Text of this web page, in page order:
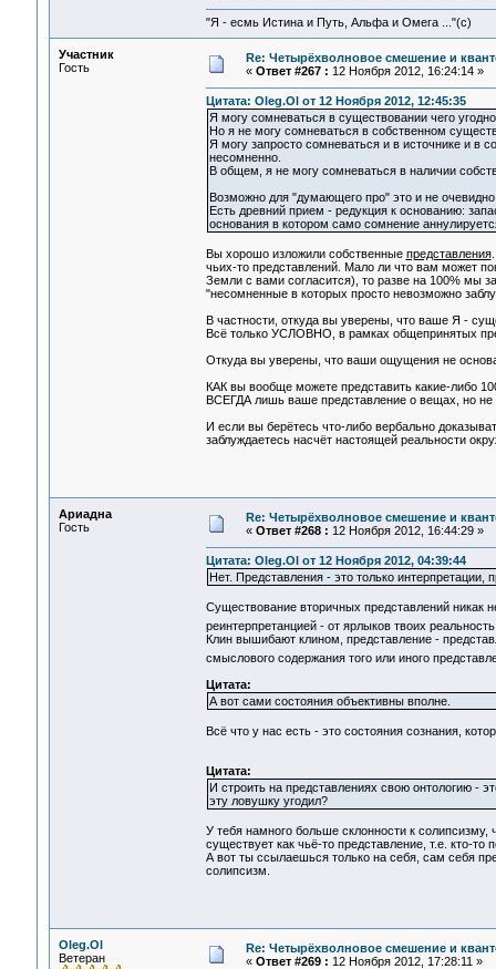
"Я - есмь Истина и Путь, Альфа и Омега ..."(с)
Участник
Гость
Re: Четырёхволновое смешение и
« Ответ #267 : 12 Ноября 2012, 16:24:14 »
Цитата: Oleg.Ol от 12 Ноября 2012, 12:45:35
Я могу сомневаться в существовании чего
Но я не могу сомневаться в собственном
Я могу запросто сомневаться и в источнике и в
несомненно.
В общем, я не могу сомневаться в наличии
Возможно для "думающего про" это и не
Есть древний прием - редукция к основанию:
основания в котором само сомнение
Вы хорошо изложили собственные представления.
чьих-то представлений. Мало ли что вам может
Земли с вами согласится), то разве на 100% мы
"несомненные в которых просто невозможно
В частности, откуда вы уверены, что ваше Я -
Всё только УСЛОВНО, в рамках общепринятых
Откуда вы уверены, что ваши ощущения не
КАК вы вообще можете представить какие-либо
ВСЕГДА лишь ваше представление о вещах, но
И если вы берётесь что-либо вербально
заблуждаетесь насчёт настоящей реальности
Ариадна
Гость
Re: Четырёхволновое смешение и
« Ответ #268 : 12 Ноября 2012, 16:44:29 »
Цитата: Oleg.Ol от 12 Ноября 2012, 04:39:44
Нет. Представления - это только интерпретации,
Существование вторичных представлений никак
реинтерпретанцией - от ярлыков твоих
Клин вышибают клином, представление -
смыслового содержания того или иного
Цитата:
А вот сами состояния объективны вполне.
Всё что у нас есть - это состояния сознания,
Цитата:
И строить на представлениях свою онтологию -
эту ловушку угодил?
У тебя намного больше склонности к
существует как чьё-то представление, т.е. кто-то
А вот ты ссылаешься только на себя, сам себя
солипсизм.
Oleg.Ol
Ветеран
Re: Четырёхволновое смешение и
« Ответ #269 : 12 Ноября 2012, 17:28:11 »